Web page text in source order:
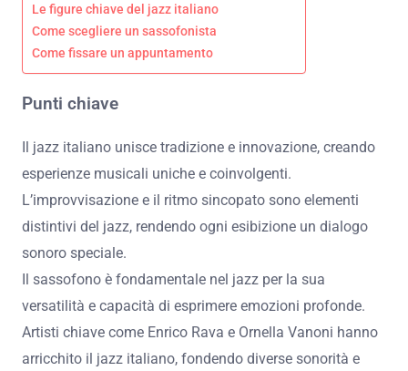
Le figure chiave del jazz italiano
Come scegliere un sassofonista
Come fissare un appuntamento
Punti chiave
Il jazz italiano unisce tradizione e innovazione, creando
esperienze musicali uniche e coinvolgenti.
L’improvvisazione e il ritmo sincopato sono elementi
distintivi del jazz, rendendo ogni esibizione un dialogo
sonoro speciale.
Il sassofono è fondamentale nel jazz per la sua
versatilità e capacità di esprimere emozioni profonde.
Artisti chiave come Enrico Rava e Ornella Vanoni hanno
arricchito il jazz italiano, fondendo diverse sonorità e